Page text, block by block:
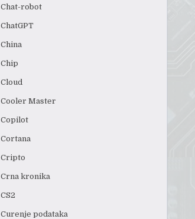
Chat-robot
ChatGPT
China
Chip
Cloud
Cooler Master
Copilot
Cortana
Cripto
Crna kronika
CS2
Curenje podataka